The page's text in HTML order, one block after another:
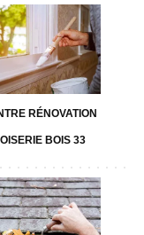
RÉNOVATION
BOIS 33